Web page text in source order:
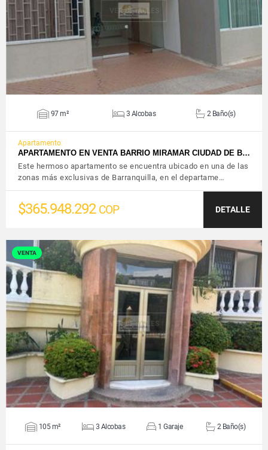
VER DETALLES
97 m² 3 Alcobas 2 Baño(s)
Apartamento
APARTAMENTO EN VENTA BARRIO MIRAMAR CIUDAD DE B…
Este hermoso apartamento se encuentra ubicado en una de las
zonas más exclusivas de Barranquilla, en el departame…
$365.948.292 COP DETALLE
VENTA
VER DETALLES
105 m² 3 Alcobas 1 Garaje 2 Baño(s)